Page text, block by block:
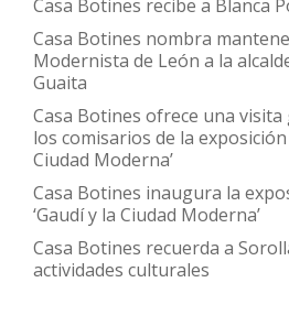
Casa Botines recibe a Blanca
Casa Botines nombra
Modernista de León a la
Guaita
Casa Botines ofrece una
los comisarios de la
Ciudad Moderna’
Casa Botines inaugura la
‘Gaudí y la Ciudad Moderna’
Casa Botines recuerda a
actividades culturales